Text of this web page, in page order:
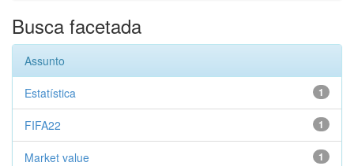
Busca facetada
Assunto
1
Estatística
1
FIFA22
1
Market value